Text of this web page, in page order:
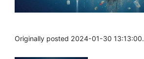
Originally posted 2024-01-30 13:13:00.